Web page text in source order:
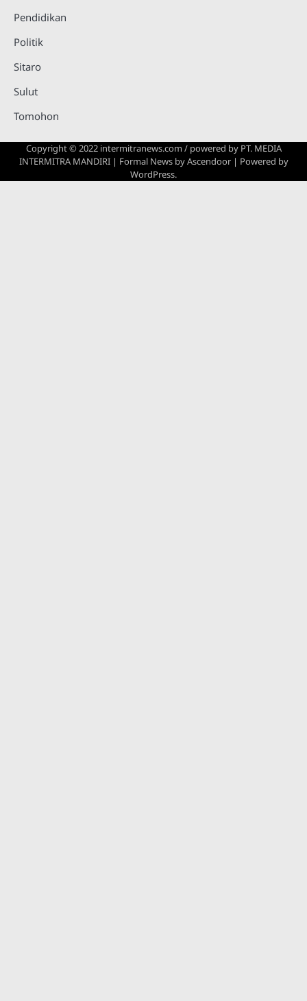
Pendidikan
Politik
Sitaro
Sulut
Tomohon
Copyright © 2022 intermitranews.com / powered by PT. MEDIA
INTERMITRA MANDIRI| Formal News byAscendoor| Powered by
WordPress.